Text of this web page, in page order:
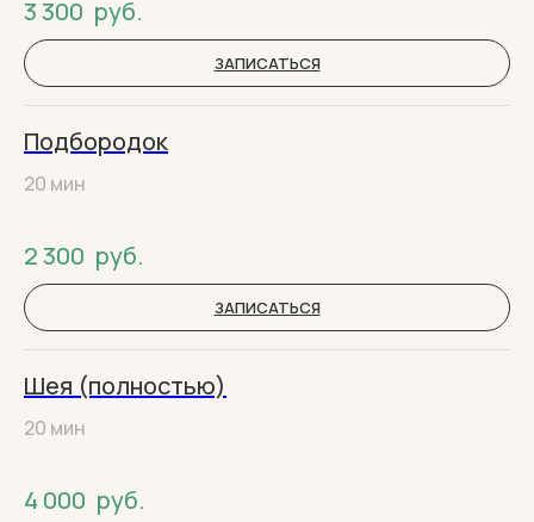
3 300 руб.
ЗАПИСАТЬСЯ
Подбородок
20 мин
2 300 руб.
ЗАПИСАТЬСЯ
Шея (полностью)
20 мин
4 000 руб.